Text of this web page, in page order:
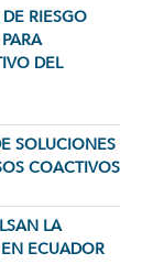
RIESGO
DEL
SOLUCIONES
COACTIVOS
LA
ECUADOR